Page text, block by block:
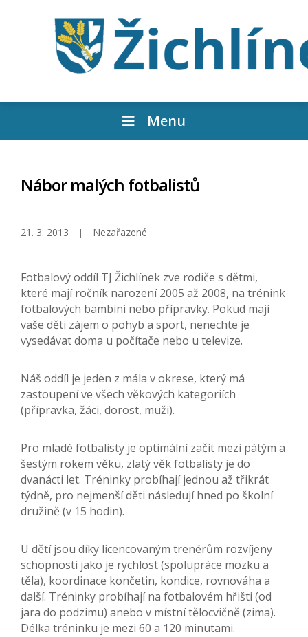
Menu
Nábor malých fotbalistů
21. 3. 2013 Nezařazené
Fotbalový oddíl TJ Žichlínek zve rodiče s dětmi,
které mají ročník narození 2005 až 2008, na trénink
fotbalových bambini nebo přípravky. Pokud mají
vaše děti zájem o pohyb a sport, nenechte je
vysedávat doma u počítače nebo u televize.
Náš oddíl je jeden z mála v okrese, který má
zastoupení ve všech věkových kategoriích
(přípravka, žáci, dorost, muži).
Pro mladé fotbalisty je optimální začít mezi pátým a
šestým rokem věku, zlatý věk fotbalisty je do
dvanácti let. Tréninky probíhají jednou až třikrát
týdně, pro nejmenší děti následují hned po školní
družině (v 15 hodin).
U dětí jsou díky licencovaným trenérům rozvíjeny
schopnosti jako je rychlost (spolupráce mozku a
těla), koordinace končetin, kondice, rovnováha a
další. Tréninky probíhají na fotbalovém hřišti (od
jara do podzimu) anebo v místní tělocvičně (zima).
Délka tréninku je mezi 60 a 120 minutami.